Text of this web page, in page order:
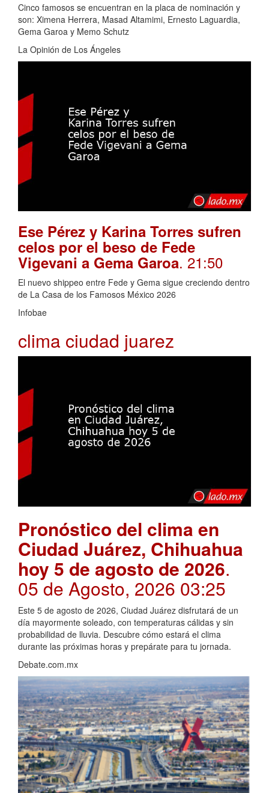
Cinco famosos se encuentran en la placa de nominación y
son: Ximena Herrera, Masad Altamimi, Ernesto Laguardia,
Gema Garoa y Memo Schutz
La Opinión de Los Ángeles
Ese Pérez y Karina Torres sufren
celos por el beso de Fede
Vigevani a Gema Garoa. 21:50
El nuevo shippeo entre Fede y Gema sigue creciendo dentro
de La Casa de los Famosos México 2026
Infobae
clima ciudad juarez
Pronóstico del clima en
Ciudad Juárez, Chihuahua
hoy 5 de agosto de 2026.
05 de Agosto, 2026 03:25
Este 5 de agosto de 2026, Ciudad Juárez disfrutará de un
día mayormente soleado, con temperaturas cálidas y sin
probabilidad de lluvia. Descubre cómo estará el clima
durante las próximas horas y prepárate para tu jornada.
Debate.com.mx